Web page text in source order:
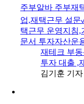
주부알바 주부재
업,재택근무 설
택근무 운영지침,
문서 투자자산운
재테크 부
투자 대출 ,
김기훈 기자